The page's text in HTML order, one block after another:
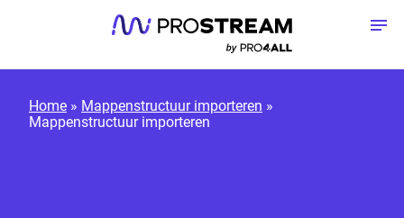
Home » Mappenstructuur importeren »
Mappenstructuur importeren